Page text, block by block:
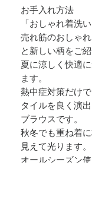
お手入れ方法
「おしゃれ着洗
売れ筋のおしゃ
と新しい柄をご
夏に涼しく快適
ます。
熱中症対策だけ
タイルを良く演
ブラウスです。
秋冬でも重ね着
見えて光ります。
オールシーズン